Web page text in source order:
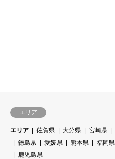
エリア
エリア 佐賀県 大分県 宮崎県
徳島県
愛媛県 熊本県 福岡県
鹿児島県